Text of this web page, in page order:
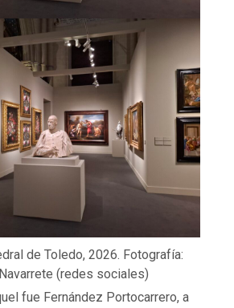
de Toledo, 2026. Fotografía:
(redes sociales)
fue Fernández Portocarrero, a